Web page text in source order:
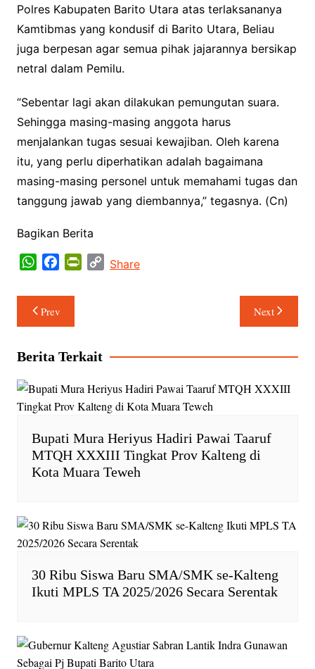
Polres Kabupaten Barito Utara atas terlaksananya
Kamtibmas yang kondusif di Barito Utara, Beliau
juga berpesan agar semua pihak jajarannya bersikap
netral dalam Pemilu.
“Sebentar lagi akan dilakukan pemungutan suara.
Sehingga masing-masing anggota harus
menjalankan tugas sesuai kewajiban. Oleh karena
itu, yang perlu diperhatikan adalah bagaimana
masing-masing personel untuk memahami tugas dan
tanggung jawab yang diembannya,” tegasnya. (Cn)
Bagikan Berita
W
a
t
s
p
c
e
b
o
r
e
n
d
l
y
CShare
Navigasi
pos
Prev Next
Berita Terkait
Bupati Mura Heriyus Hadiri Pawai Taaruf
MTQH XXXIII Tingkat Prov Kalteng di
Kota Muara Teweh
30 Ribu Siswa Baru SMA/SMK se-Kalteng
Ikuti MPLS TA 2025/2026 Secara Serentak